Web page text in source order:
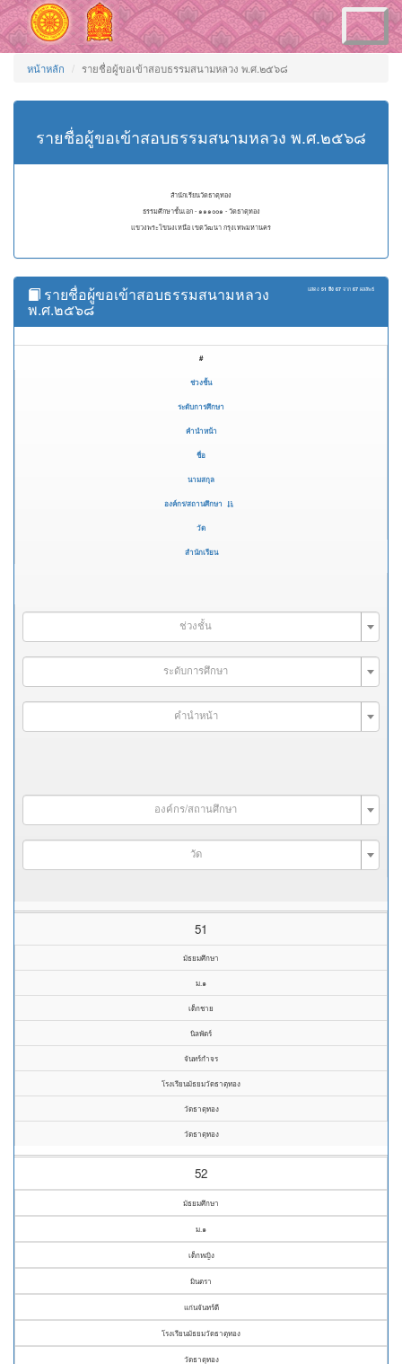
Toggle
navigation
หน้าหลัก รายชื่อผู้ขอเข้าสอบธรรมสนามหลวง พ.ศ.๒๕๖๘
รายชื่อผู้ขอเข้าสอบธรรมสนามหลวง พ.ศ.๒๕๖๘
สำนักเรียนวัดธาตุทอง
ธรรมศึกษาชั้นเอก - ๑๑๑๐๐๑ - วัดธาตุทอง
แขวงพระโขนงเหนือ เขตวัฒนา กรุงเทพมหานคร
แสดง 51 ถึง 67 จาก 67 ผลลัพธ์
รายชื่อผู้ขอเข้าสอบธรรมสนามหลวง
พ.ศ.๒๕๖๘
#
ช่วงชั้น
ระดับการศึกษา
คำนำหน้า
ชื่อ
นามสกุล
องค์กร/สถานศึกษา
วัด
สำนักเรียน
ช่วงชั้น
ระดับการศึกษา
คำนำหน้า
องค์กร/สถานศึกษา
วัด
51
มัธยมศึกษา
ม.๑
เด็กชาย
นิลพัตร์
จันทร์กำจร
โรงเรียนมัธยมวัดธาตุทอง
วัดธาตุทอง
วัดธาตุทอง
52
มัธยมศึกษา
ม.๑
เด็กหญิง
มินตรา
แก่นจันทร์ดี
โรงเรียนมัธยมวัดธาตุทอง
วัดธาตุทอง